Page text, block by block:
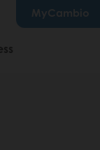
MyCambio